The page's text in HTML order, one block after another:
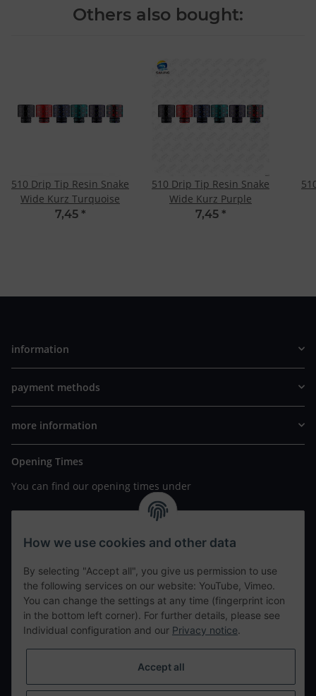
Others also bought:
510 Drip Tip Resin Snake
Wide Kurz Turquoise
7,45 *
510 Drip Tip Resin Snake
Wide Kurz Purple
7,45 *
information
payment methods
more information
Opening Times
You can find our opening times under
https://www.wannavapor.de/Filialen
your personal site
contact details
tweet
teilen
How we use cookies and other data
By selecting "Accept all", you give us permission to use
the following services on our website: YouTube, Vimeo.
You can change the settings at any time (fingerprint icon
in the bottom left corner). For further details, please see
Individual configuration and our Privacy notice.
Accept all